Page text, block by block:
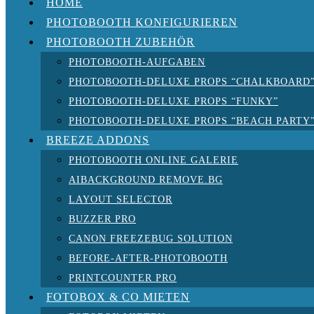
HOME
PHOTOBOOTH KONFIGURIEREN
PHOTOBOOTH ZUBEHÖR
PHOTOBOOTH-AUFGABEN
PHOTOBOOTH-DELUXE PROPS
PHOTOBOOTH-DELUXE PROPS “FUNKY”
PHOTOBOOTH-DELUXE PROPS “BEACH
BREEZE ADDONS
PHOTOBOOTH ONLINE GALERIE
AIBACKGROUND REMOVE.BG
LAYOUT SELECTOR
BUZZER PRO
CANON FREEZEBUG SOLUTION
BEFORE-AFTER-PHOTOBOOTH
PRINTCOUNTER PRO
FOTOBOX & CO MIETEN